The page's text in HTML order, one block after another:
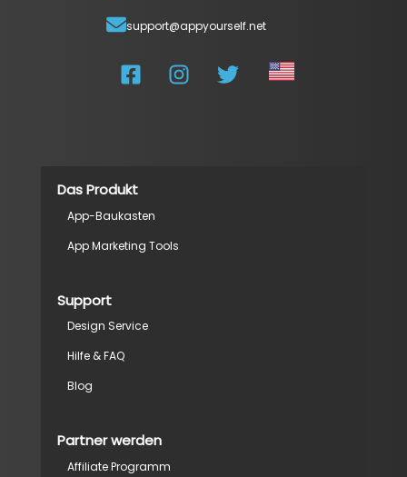
support@appyourself.net
Das Produkt
App-Baukasten
App Marketing Tools
Support
Design Service
Hilfe & FAQ
Blog
Partner werden
Affiliate Programm